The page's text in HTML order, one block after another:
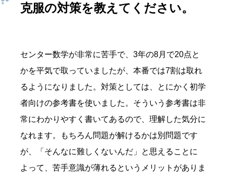
克服の対策を教えてください。
センター数学が非常に苦手で、3年の8月で20点と
かを平気で取っていましたが、本番では7割は取れ
るようになりました。対策としては、とにかく初学
者向けの参考書を使いました。そういう参考書は非
常にわかりやすく書いてあるので、理解した気分に
なれます。もちろん問題が解けるかは別問題です
が、「そんなに難しくないんだ」と思えることに
よって、苦手意識が薄れるというメリットがありま